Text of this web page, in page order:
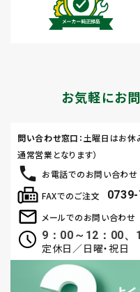
お気軽にお
お電話でのお問い合わせ
メールでのお問い合わせ
9：00～12：00
定休日／日曜・祝日
FAXでのご注文
問い合わせ窓口 ：土曜日はお休
通常営業となります）